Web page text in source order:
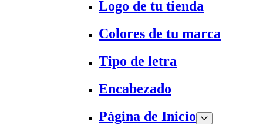
Logo de tu tienda
Colores de tu marca
Tipo de letra
Encabezado
Página de Inicio